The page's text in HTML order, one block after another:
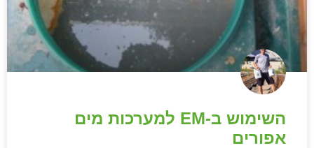
השימוש ב-EM למערכות מים
אפורים